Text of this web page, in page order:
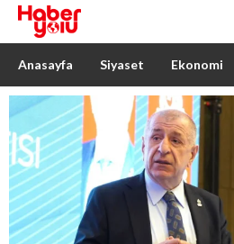
Anasayfa Siyaset Ekonomi